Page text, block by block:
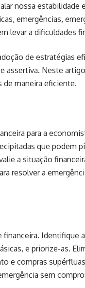
nossa estabilidade
emergências,
levar a dificuldades
de estratégias
assertiva. Neste
de maneira eficiente.
para a
que podem
a situação
resolver a
Identifique
e priorize-as.
e compras
sem